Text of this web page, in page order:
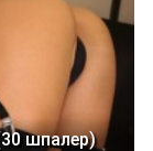
шпалер)